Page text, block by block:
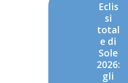
Eclis
si
total
e di
Sole
2026:
gli